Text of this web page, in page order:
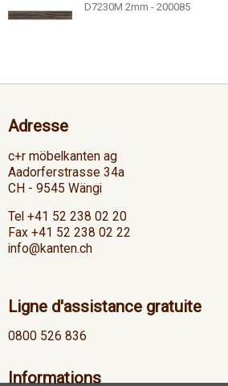
D7230M 2mm - 200085
Adresse
c+r möbelkanten ag
Aadorferstrasse 34a
CH - 9545 Wängi
Tel +41 52 238 02 20
Fax +41 52 238 02 22
info@kanten.ch
Ligne d'assistance gratuite
0800 526 836
Informations